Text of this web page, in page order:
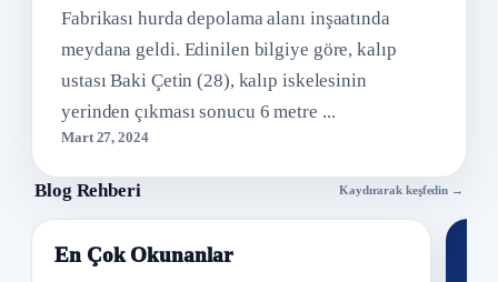
Fabrikası hurda depolama alanı inşaatında
meydana geldi. Edinilen bilgiye göre, kalıp
ustası Baki Çetin (28), kalıp iskelesinin
yerinden çıkması sonucu 6 metre ...
Mart 27, 2024
Blog Rehberi Kaydırarak keşfedin →
En Çok Okunanlar